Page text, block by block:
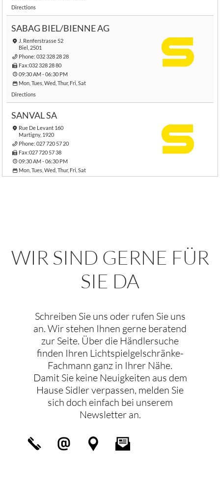
Directions
SABAG BIEL/BIENNE AG
J. Renferstrasse 52
Biel, 2501
Phone:032 328 28 28
Fax:032 328 28 80
09:30 AM - 06:30 PM
Mon, Tues, Wed, Thur, Fri, Sat
Directions
SANVAL SA
Rue De Levant 160
Martigny, 1920
Phone:027 720 57 20
Fax:027 720 57 38
09:30 AM - 06:30 PM
Mon, Tues, Wed, Thur, Fri, Sat
Mon, Tues, Wed, Thur, Fri, Sat
BADELEMENT AG
Phone:032 621 11 31
Fax:032 621 11 32
Mon, Tues, Wed, Thur, Fri, Sat
BADINO
Kasernenpl. 2
0412401230
WIR SIND GERNE FÜR
SIE DA
Schreiben Sie uns oder rufen Sie uns
an. Wir stehen Ihnen gerne beratend
zur Seite. Über die Händlersuche
finden Ihren Lichtspielgelschränke-
Fachmann ganz in Ihrer Nähe.
Damit Sie keine Neuigkeiten aus dem
Hause Sidler verpassen, melden Sie
sich doch einfach bei unserem
Newsletter an.